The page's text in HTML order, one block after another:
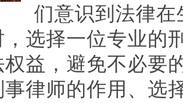
们意识到法律
选择一位专业的
权益，避免不必要
律师的作用、选